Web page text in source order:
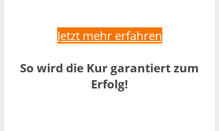
Jetzt mehr erfahren
So wird die Kur garantiert zum
Erfolg!